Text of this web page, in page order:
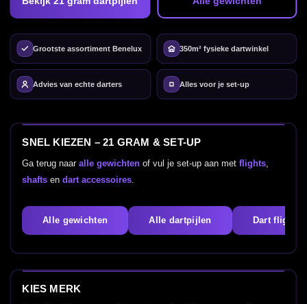
Grootste assortiment Benelux 350m² fysieke dartwinkel
Advies van echte darters Alles voor je set-up
SNEL KIEZEN – 21 GRAM & SET-UP
Ga terug naaralle gewichten of vul je set-up aan metflights,
shafts endart accessoires.
Alle gewichten Alle dartpijlen Dart flights
KIES MERK